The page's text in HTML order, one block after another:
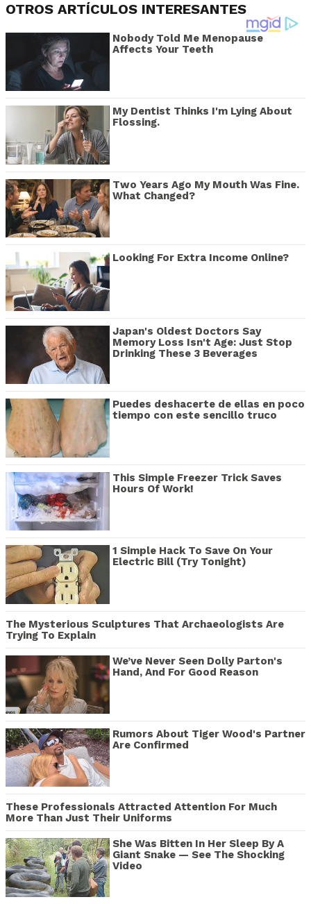
OTROS ARTÍCULOS INTERESANTES
Nobody Told Me Menopause
Affects Your Teeth
My Dentist Thinks I'm Lying About
Flossing.
Two Years Ago My Mouth Was Fine.
What Changed?
Looking For Extra Income Online?
Japan's Oldest Doctors Say
Memory Loss Isn't Age: Just Stop
Drinking These 3 Beverages
Puedes deshacerte de ellas en poco
tiempo con este sencillo truco
This Simple Freezer Trick Saves
Hours Of Work!
1 Simple Hack To Save On Your
Electric Bill (Try Tonight)
The Mysterious Sculptures That Archaeologists Are
Trying To Explain
We’ve Never Seen Dolly Parton's
Hand, And For Good Reason
Rumors About Tiger Wood's Partner
Are Confirmed
These Professionals Attracted Attention For Much
More Than Just Their Uniforms
She Was Bitten In Her Sleep By A
Giant Snake — See The Shocking
Video